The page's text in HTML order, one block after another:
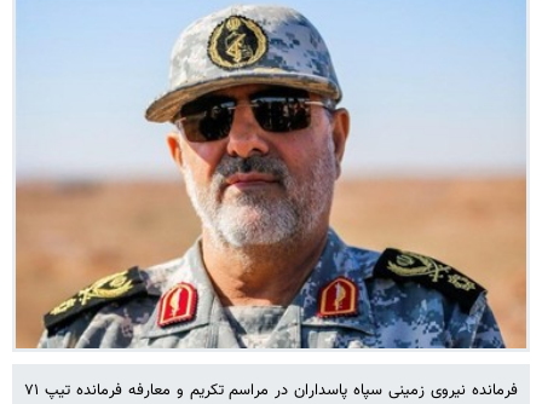
فرمانده نیروی زمینی سپاه پاسداران در مراسم تکریم و معارفه فرمانده تیپ ۷۱